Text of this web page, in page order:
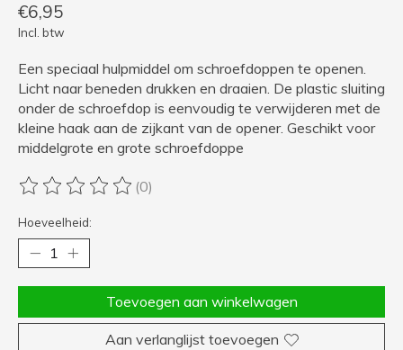
€6,95
Incl. btw
Een speciaal hulpmiddel om schroefdoppen te openen.
Licht naar beneden drukken en draaien. De plastic sluiting
onder de schroefdop is eenvoudig te verwijderen met de
kleine haak aan de zijkant van de opener. Geschikt voor
middelgrote en grote schroefdoppe
De beoordeling van dit product is
(0)
Hoeveelheid:
Toevoegen aan winkelwagen
Aan verlanglijst toevoegen